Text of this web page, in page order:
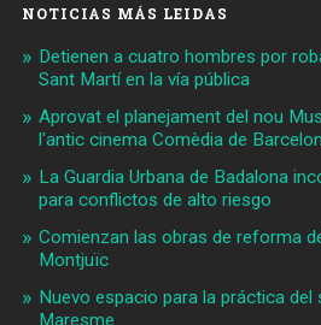
NOTICIAS MÁS LEIDAS
Detienen a cuatro hombres por
Sant Martí en la vía pública
Aprovat el planejament del nou
l'antic cinema Comèdia de
La Guardia Urbana de Badalona
para conflictos de alto riesgo
Comienzan las obras de reforma
Montjuïc
Nuevo espacio para la práctica del
Maresme